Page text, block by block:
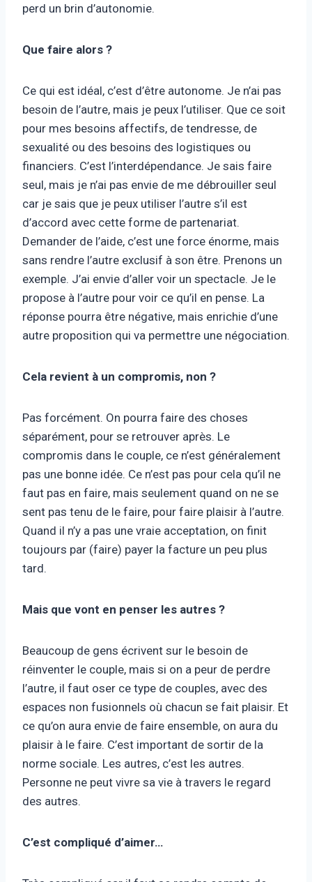
perd un brin d’autonomie.
Que faire alors ?
Ce qui est idéal, c’est d’être autonome. Je n’ai pas
besoin de l’autre, mais je peux l’utiliser. Que ce soit
pour mes besoins affectifs, de tendresse, de
sexualité ou des besoins des logistiques ou
financiers. C’est l’interdépendance. Je sais faire
seul, mais je n’ai pas envie de me débrouiller seul
car je sais que je peux utiliser l’autre s’il est
d’accord avec cette forme de partenariat.
Demander de l’aide, c’est une force énorme, mais
sans rendre l’autre exclusif à son être. Prenons un
exemple. J’ai envie d’aller voir un spectacle. Je le
propose à l’autre pour voir ce qu’il en pense. La
réponse pourra être négative, mais enrichie d’une
autre proposition qui va permettre une négociation.
Cela revient à un compromis, non ?
Pas forcément. On pourra faire des choses
séparément, pour se retrouver après. Le
compromis dans le couple, ce n’est généralement
pas une bonne idée. Ce n’est pas pour cela qu’il ne
faut pas en faire, mais seulement quand on ne se
sent pas tenu de le faire, pour faire plaisir à l’autre.
Quand il n’y a pas une vraie acceptation, on finit
toujours par (faire) payer la facture un peu plus
tard.
Mais que vont en penser les autres ?
Beaucoup de gens écrivent sur le besoin de
réinventer le couple, mais si on a peur de perdre
l’autre, il faut oser ce type de couples, avec des
espaces non fusionnels où chacun se fait plaisir. Et
ce qu’on aura envie de faire ensemble, on aura du
plaisir à le faire. C’est important de sortir de la
norme sociale. Les autres, c’est les autres.
Personne ne peut vivre sa vie à travers le regard
des autres.
C’est compliqué d’aimer…